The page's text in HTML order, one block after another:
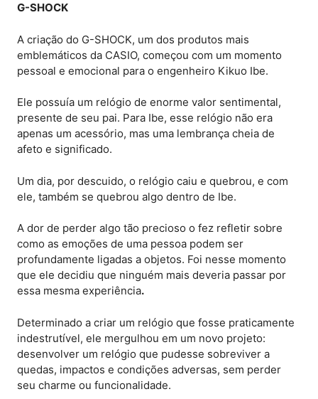
G-SHOCK
A criação do G-SHOCK, um dos produtos mais
emblemáticos da CASIO, começou com um momento
pessoal e emocional para o engenheiro Kikuo Ibe.
Ele possuía um relógio de enorme valor sentimental,
presente de seu pai. Para Ibe, esse relógio não era
apenas um acessório, mas uma lembrança cheia de
afeto e significado.
Um dia, por descuido, o relógio caiu e quebrou, e com
ele, também se quebrou algo dentro de Ibe.
A dor de perder algo tão precioso o fez refletir sobre
como as emoções de uma pessoa podem ser
profundamente ligadas a objetos. Foi nesse momento
que ele decidiu que ninguém mais deveria passar por
essa mesma experiência.
Determinado a criar um relógio que fosse praticamente
indestrutível, ele mergulhou em um novo projeto:
desenvolver um relógio que pudesse sobreviver a
quedas, impactos e condições adversas, sem perder
seu charme ou funcionalidade.